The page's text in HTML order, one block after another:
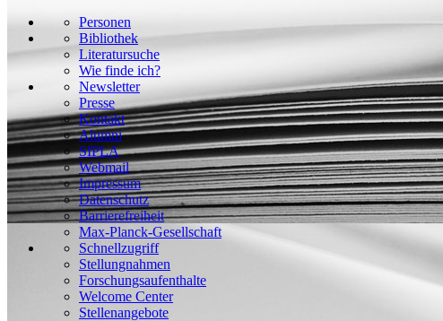
Personen
Bibliothek
Literatursuche
Wie finde ich?
Newsletter
Presse
Kontakt
Alumni
SIPLA
Webmail
Impressum
Datenschutz
Barrierefreiheit
Max-Planck-Gesellschaft
Schnellzugriff
Stellungnahmen
Forschungsaufenthalte
Welcome Center
Stellenangebote